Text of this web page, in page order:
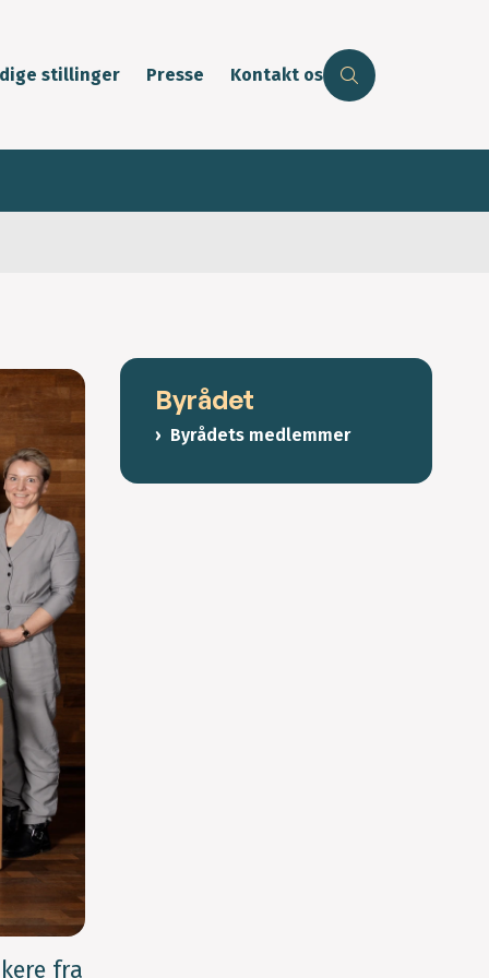
stillinger Presse Kontakt os
fra
Byrådet
Byrådets medlemmer